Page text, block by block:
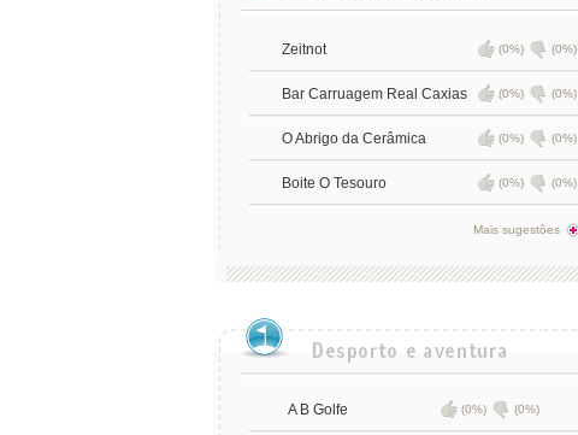
Zeitnot (0%) (0%)
Bar Carruagem Real Caxias (0%) (0%)
O Abrigo da Cerâmica (0%) (0%)
Boite O Tesouro (0%) (0%)
Mais sugestões
A B Golfe (0%) (0%)